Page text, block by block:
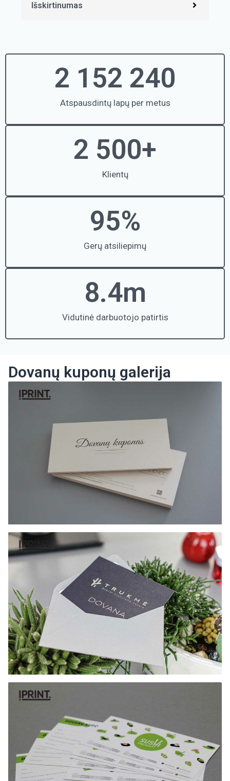
Išskirtinumas
Atspausdintų lapų per metus
2 152 240
Klientų
2 500+
Gerų atsiliepimų
95%
Vidutinė darbuotojo patirtis
8.4m
Dovanų kuponų galerija